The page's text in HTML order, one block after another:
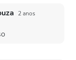
2 anos